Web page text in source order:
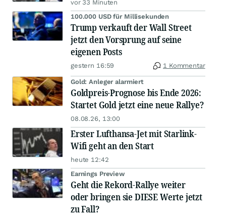
vor 33 Minuten
100.000 USD für Millisekunden
Trump verkauft der Wall Street
jetzt den Vorsprung auf seine
eigenen Posts
gestern 16:59 1 Kommentar
Gold: Anleger alarmiert
Goldpreis-Prognose bis Ende 2026:
Startet Gold jetzt eine neue Rallye?
08.08.26, 13:00
Erster Lufthansa-Jet mit Starlink-
Wifi geht an den Start
heute 12:42
Earnings Preview
Geht die Rekord-Rallye weiter
oder bringen sie DIESE Werte jetzt
zu Fall?